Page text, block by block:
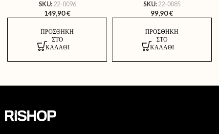
SKU: 22-0096
149,90€
ΠΡΟΣΘΉΚΗ
ΣΤΟ
ΚΑΛΆΘΙ
SKU: 22-0085
99,90€
ΠΡΟΣΘΉΚΗ
ΣΤΟ
ΚΑΛΆΘΙ